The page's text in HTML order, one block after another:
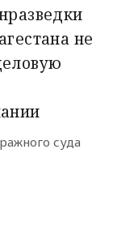
не
суда